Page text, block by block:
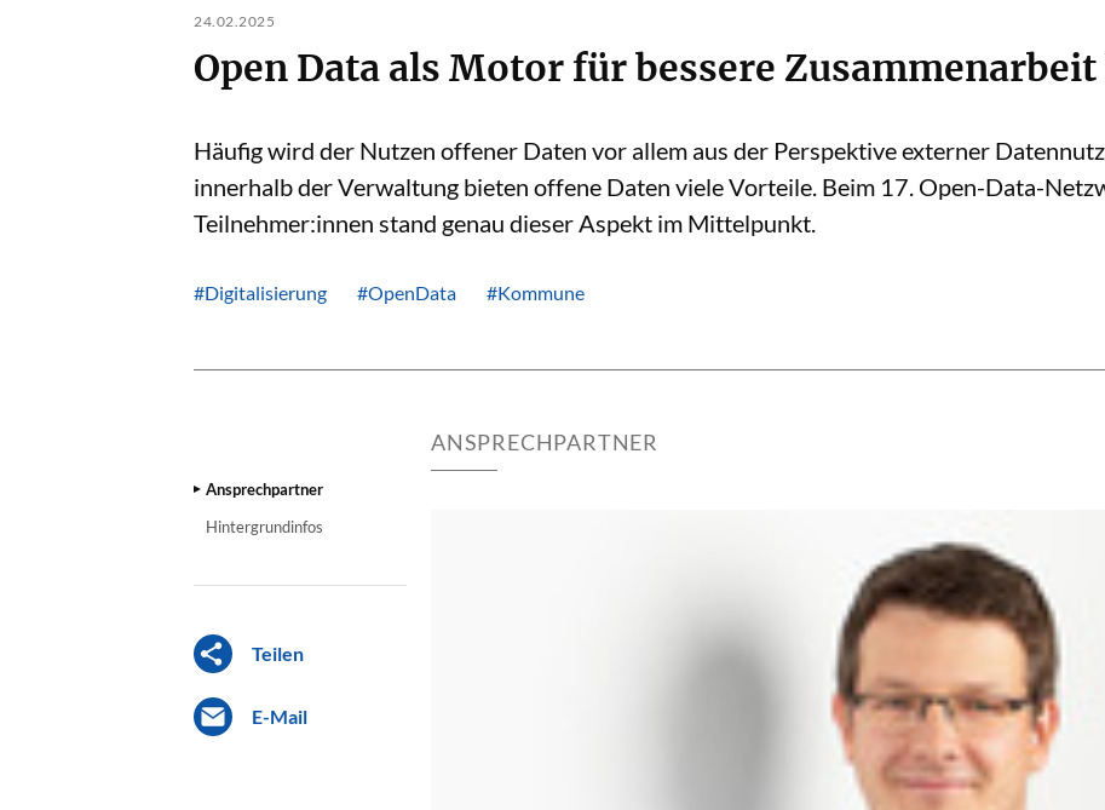
24.02.2025
Open Data als Motor für bessere
Häufig wird der Nutzen offener Daten vor allem aus der Perspektive externer
innerhalb der Verwaltung bieten offene Daten viele Vorteile. Beim 17. Open-Data-
Teilnehmer:innen stand genau dieser Aspekt im Mittelpunkt.
#Digitalisierung #OpenData #Kommune
Ansprechpartner
Hintergrundinfos
Teilen
E-Mail
ANSPRECHPARTNER